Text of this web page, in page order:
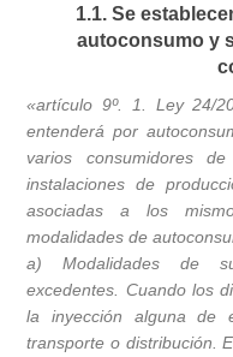
1.1. Se
autoconsumo y
«artículo 9º. 1. Ley 24/
entenderá por
varios consumidores
instalaciones de
asociadas a los
modalidades de
a) Modalidades de
excedentes. Cuando los
la inyección alguna de
transporte o distribución.